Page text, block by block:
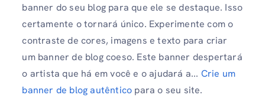
banner do seu blog para que ele se destaque. Isso
certamente o tornará único. Experimente com o
contraste de cores, imagens e texto para criar
um banner de blog coeso. Este banner despertará
o artista que há em você e o ajudará a... Crie um
banner de blog autêntico para o seu site.